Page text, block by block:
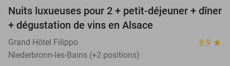
28%
Nuits luxueuses pour 2 + petit-déjeuner + dîner
+ dégustation de vins en Alsace
Grand Hôtel Filippo 8.9 star
Niederbronn-les-Bains (+2 positions)